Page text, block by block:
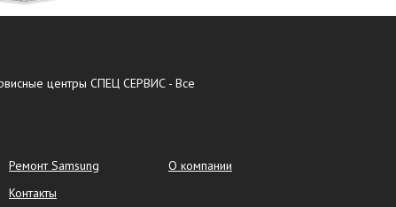
центры СПЕЦ СЕРВИС - Все
Ремонт Samsung
О компании
Контакты